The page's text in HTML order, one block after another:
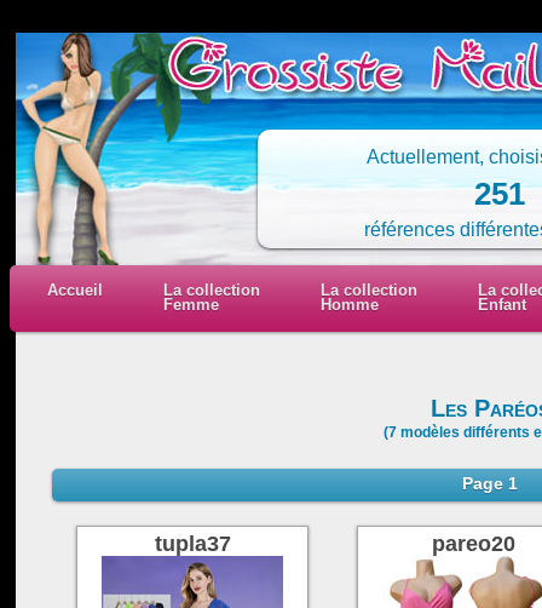
Actuellement,
251
références
Accueil
La collection
Femme
La collection
Homme
La
Enfant
Les
(7 modèles différents
Page 1
tupla37 pareo20